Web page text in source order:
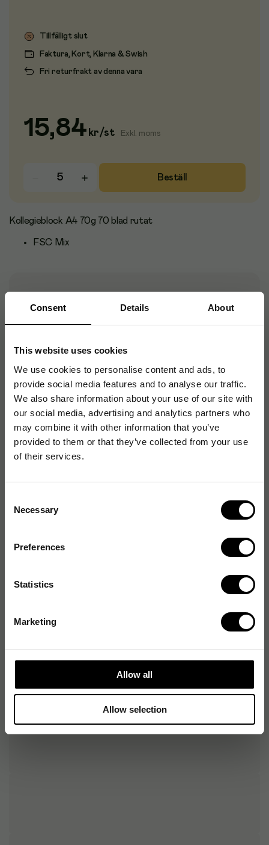
Consent Details About
This website uses cookies
We use cookies to personalise content and ads, to
provide social media features and to analyse our traffic.
We also share information about your use of our site with
our social media, advertising and analytics partners who
may combine it with other information that you’ve
provided to them or that they’ve collected from your use
of their services.
Selection
Necessary
Preferences
Statistics
Marketing
Allow all
Allow selection
Fri returfrakt av denna vara
Tillfälligt slut
Faktura, Kort, Klarna & Swish
15,84 kr/st Exkl. moms
Beställ
Kollegieblock A4 70g 70 blad rutat
FSC Mix
Originalnummer
SOL_5
Produktspecifikationer
Sidlayout Rutat
Format A4
Antal blad
Omslagsmaterial